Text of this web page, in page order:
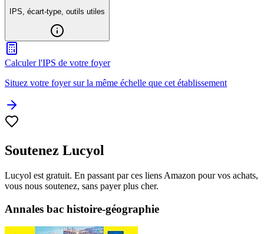
IPS, écart-type, outils utiles
Calculer l'IPS de votre foyer
Situez votre foyer sur la même échelle que cet établissement
Soutenez Lucyol
Lucyol est gratuit. En passant par ces liens Amazon pour vos achats,
vous nous soutenez, sans payer plus cher.
Annales bac histoire-géographie